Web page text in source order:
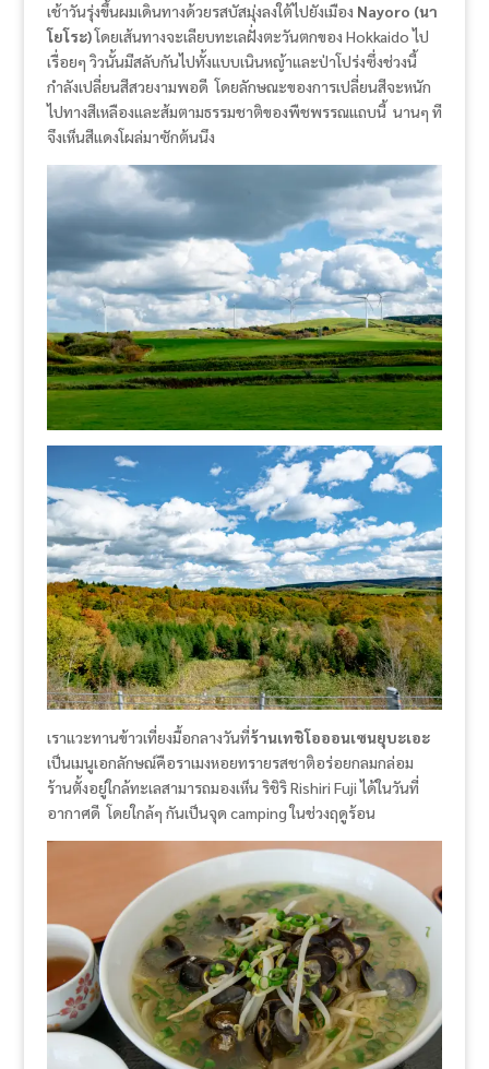
เช้าวันรุ่งขึ้นผมเดินทางด้วยรสบัสมุ่งลงใต้ไปยังเมือง Nayoro (นา
โยโระ)โดยเส้นทางจะเลียบทะเลฝั่งตะวันตกของ Hokkaido ไป
เรื่อยๆ วิวนั้นมีสลับกันไปทั้งแบบเนินหญ้าและป่าโปร่งซึ่งช่วงนี้
กำลังเปลี่ยนสีสวยงามพอดี โดยลักษณะของการเปลี่ยนสีจะหนัก
ไปทางสีเหลืองและส้มตามธรรมชาติของพืชพรรณแถบนี้ นานๆ ที
จึงเห็นสีแดงโผล่มาซักต้นนึง
เราแวะทานข้าวเที่ยงมื้อกลางวันที่ร้านเทชิโอออนเซนยุบะเอะ
เป็นเมนูเอกลักษณ์คือราเมงหอยทรายรสชาติอร่อยกลมกล่อม
ร้านตั้งอยู่ใกล้ทะเลสามารถมองเห็น ริชิริ Rishiri Fuji ได้ในวันที่
อากาศดี โดยใกล้ๆ กันเป็นจุด camping ในช่วงฤดูร้อน